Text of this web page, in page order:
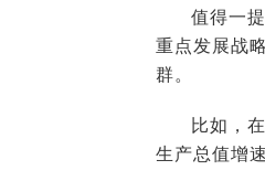
值得一
重点发展战
群。
比如，
生产总值增速